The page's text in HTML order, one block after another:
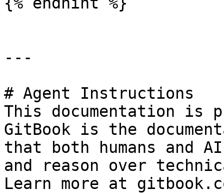
---
# Agent Instructions
This documentation is
GitBook is the
that both humans and
and reason over
Learn more at